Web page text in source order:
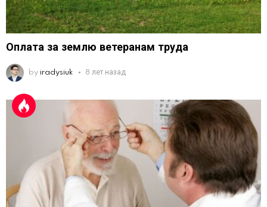
Оплата за землю ветеранам труда
by iradysiuk 8 лет назад